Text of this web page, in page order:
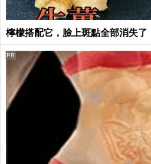
檸檬搭配它，臉上斑點全部消失了
PR